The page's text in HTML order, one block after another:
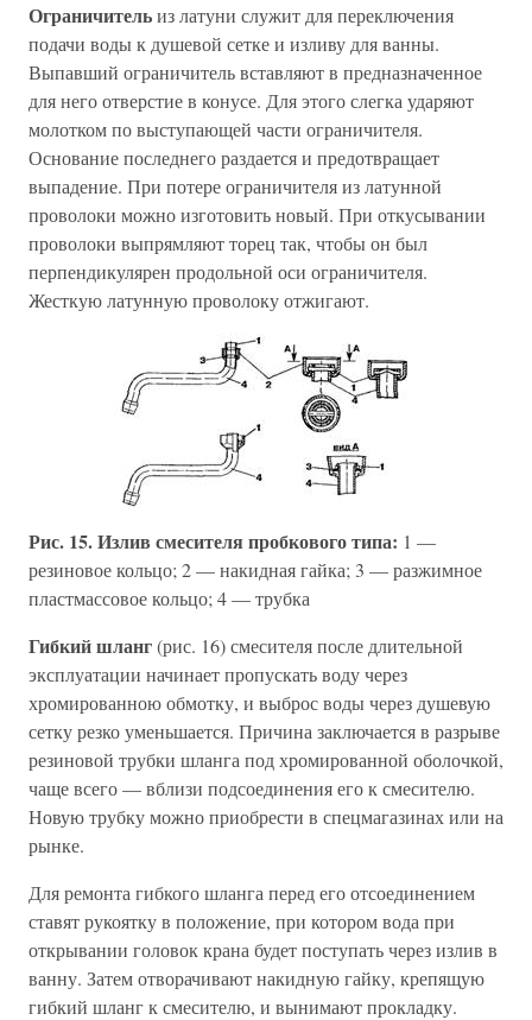
Ограничительиз латуни служит для переключения
подачи воды к душевой сетке и изливу для ванны.
Выпавший ограничитель вставляют в предназначенное
для него отверстие в конусе. Для этого слегка ударяют
молотком по выступающей части ограничителя.
Основание последнего раздается и предотвращает
выпадение. При потере ограничителя из латунной
проволоки можно изготовить новый. При откусывании
проволоки выпрямляют торец так, чтобы он был
перпендикулярен продольной оси ограничителя.
Жесткую латунную проволоку отжигают.
Рис. 15. Излив смесителя пробкового типа: 1 —
резиновое кольцо; 2 — накидная гайка; 3 — разжимное
пластмассовое кольцо; 4 — трубка
Гибкий шланг(рис. 16) смесителя после длительной
эксплуатации начинает пропускать воду через
хромированною обмотку, и выброс воды через душевую
сетку резко уменьшается. Причина заключается в разрыве
резиновой трубки шланга под хромированной оболочкой,
чаще всего — вблизи подсоединения его к смесителю.
Новую трубку можно приобрести в спецмагазинах или на
рынке.
Для ремонта гибкого шланга перед его отсоединением
ставят рукоятку в положение, при котором вода при
открывании головок крана будет поступать через излив в
ванну. Затем отворачивают накидную гайку, крепящую
гибкий шланг к смесителю, и вынимают прокладку.